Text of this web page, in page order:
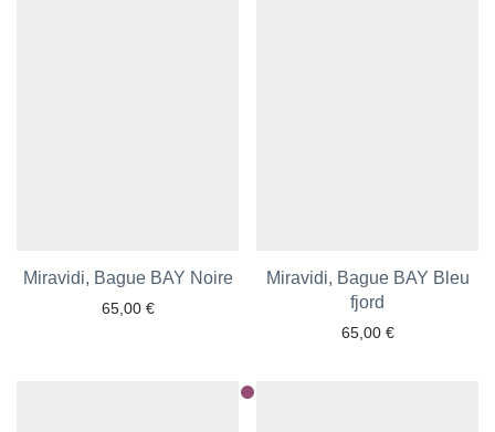
Miravidi, Bague BAY Noire
65,00 €
Ajouter aux favoris
Miravidi, Bague BAY Bleu
fjord
65,00 €
Ajouter aux favoris